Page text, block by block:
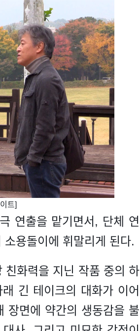
트]
연출을 맡기면서, 단체 연
용돌이에 휘말리게 된다.
친화력을 지닌 작품 중의 하
긴 테이크의 대화가 이어
장면에 약간의 생동감을 불